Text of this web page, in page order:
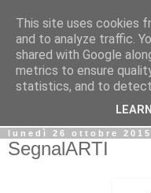
Biblio@rti
Il Blog della Biblioteca di
informazioni iniziative
lunedì 26 ottobre 2015
SegnalARTI
This site uses cookies
and to analyze traffic.
shared with Google
metrics to ensure
statistics, and to detect